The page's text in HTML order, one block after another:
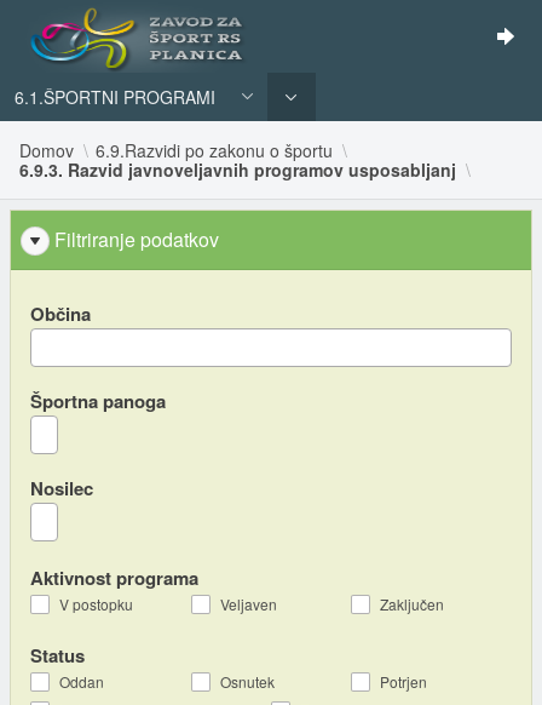
6.1.ŠPORTNI PROGRAMI
Domov
6.9.Razvidi po zakonu o športu
6.9.3. Razvid javnoveljavnih programov usposabljanj
Filtriranje podatkov
Občina
Športna panoga
Nosilec
Aktivnost programa
V postopku Veljaven Zaključen
Status
Oddan Osnutek
Potrjen